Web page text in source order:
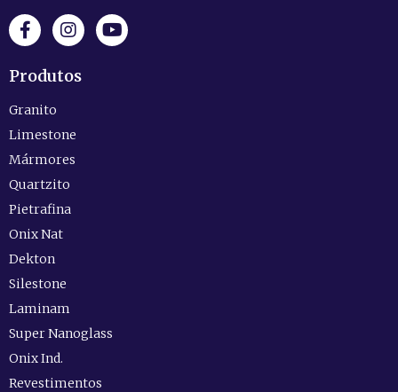
Produtos
Granito
Limestone
Mármores
Quartzito
Pietrafina
Onix Nat
Dekton
Silestone
Laminam
Super Nanoglass
Onix Ind.
Revestimentos